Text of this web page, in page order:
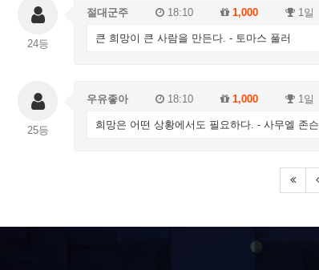
24등
절대군주 18:10 1,000 1일
큰 희망이 큰 사람을 만든다. - 토마스 풀러
25등
우유좋아 18:10 1,000 1일
희망은 어떤 상황에서도 필요하다. - 사무엘 존슨